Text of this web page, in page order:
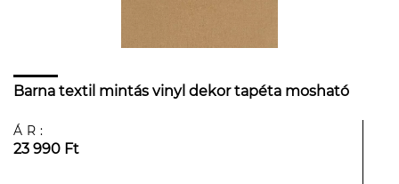
Barna textil mintás vinyl dekor tapéta mosható
ÁR:
23 990 Ft